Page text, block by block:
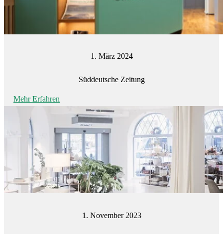
1. März 2024
Süddeutsche Zeitung
Mehr Erfahren
1. November 2023